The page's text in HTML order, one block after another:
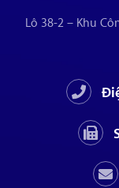
Lô 38-2 – Khu